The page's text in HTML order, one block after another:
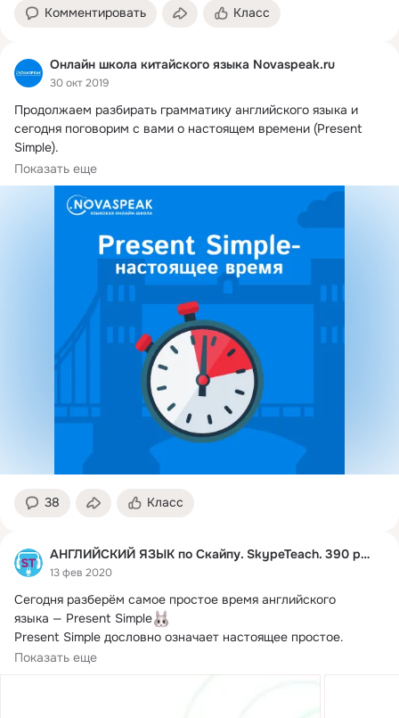
Комментировать Класс
Онлайн школа китайского языка Novaspeak.ru
30 окт 2019
Продолжаем разбирать грамматику английского языка и
сегодня поговорим с вами о настоящем времени (Present
Перед прочтением...
Показать еще
38 Класс
АНГЛИЙСКИЙ ЯЗЫК по Скайпу. SkypeTeach. 390 руб.час
13 фев 2020
Сегодня разберём самое простое время английского
языка — Present Simple
Present Simple дословно означает настоящее простое.
Образуется...
Показать еще